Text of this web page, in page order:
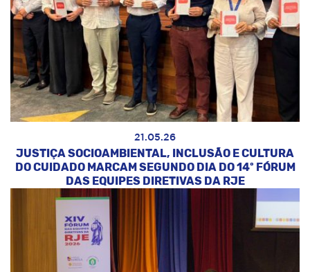
21.05.26
JUSTIÇA SOCIOAMBIENTAL, INCLUSÃO E CULTURA
DO CUIDADO MARCAM SEGUNDO DIA DO 14º FÓRUM
DAS EQUIPES DIRETIVAS DA RJE